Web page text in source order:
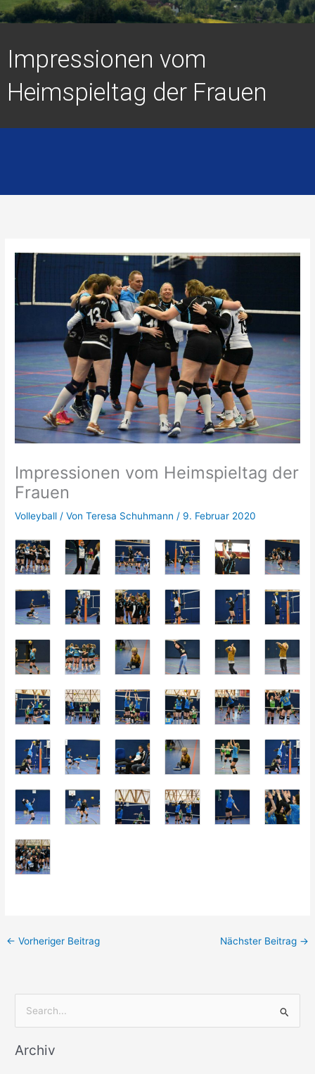
Impressionen vom
Heimspieltag der Frauen
Impressionen vom Heimspieltag der
Frauen
Volleyball / VonTeresa Schuhmann / 9. Februar 2020
← Vorheriger Beitrag Nächster Beitrag →
c
Archiv